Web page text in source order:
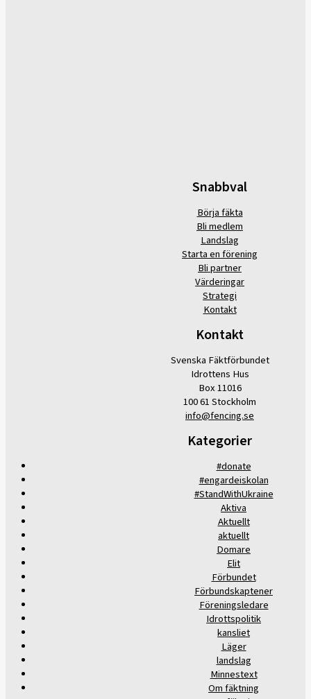
Snabbval
Börja fäkta
Bli medlem
Landslag
Starta en förening
Bli partner
Värderingar
Strategi
Kontakt
Kontakt
Svenska Fäktförbundet
Idrottens Hus
Box 11016
100 61 Stockholm
info@fencing.se
Kategorier
#donate
#engardeiskolan
#StandWithUkraine
Aktiva
Aktuellt
aktuellt
Domare
Elit
Förbundet
Förbundskaptener
Föreningsledare
Idrottspolitik
kansliet
Läger
landslag
Minnestext
Om fäktning